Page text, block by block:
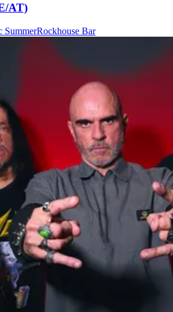
AT)
SummerRockhouse Bar